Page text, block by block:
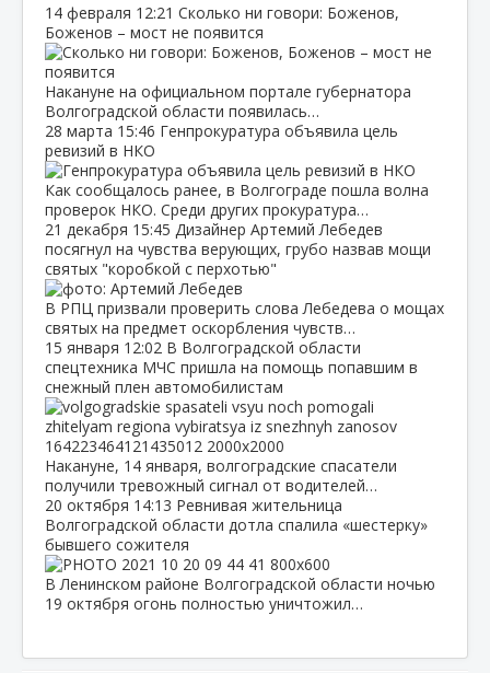
14 февраля 12:21 Сколько ни говори: Боженов,
Боженов – мост не появится
Накануне на официальном портале губернатора
Волгоградской области появилась…
28 марта 15:46 Генпрокуратура объявила цель
ревизий в НКО
Как сообщалось ранее, в Волгограде пошла волна
проверок НКО. Среди других прокуратура…
21 декабря 15:45 Дизайнер Артемий Лебедев
посягнул на чувства верующих, грубо назвав мощи
святых "коробкой с перхотью"
В РПЦ призвали проверить слова Лебедева о мощах
святых на предмет оскорбления чувств…
15 января 12:02 В Волгоградской области
спецтехника МЧС пришла на помощь попавшим в
снежный плен автомобилистам
Накануне, 14 января, волгоградские спасатели
получили тревожный сигнал от водителей…
20 октября 14:13 Ревнивая жительница
Волгоградской области дотла спалила «шестерку»
бывшего сожителя
В Ленинском районе Волгоградской области ночью
19 октября огонь полностью уничтожил…